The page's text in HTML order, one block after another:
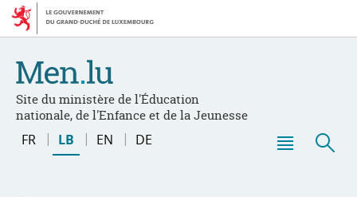
Bei
den
Aller
au
Site du ministère de l'Éducation
nationale, de l'Enfance et de la Jeunesse
Changer
FR LB EN DE